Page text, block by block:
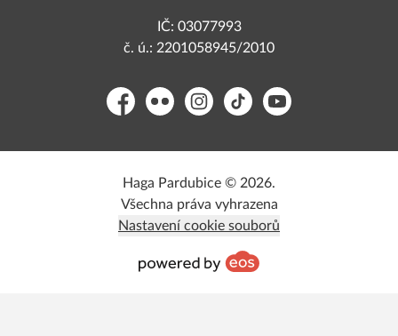
IČ: 03077993
č. ú.: 2201058945/2010
FacebookFlickr Instagram
TikTok YouTube
Haga Pardubice © 2026.
Všechna práva vyhrazena
Nastavení cookie souborů